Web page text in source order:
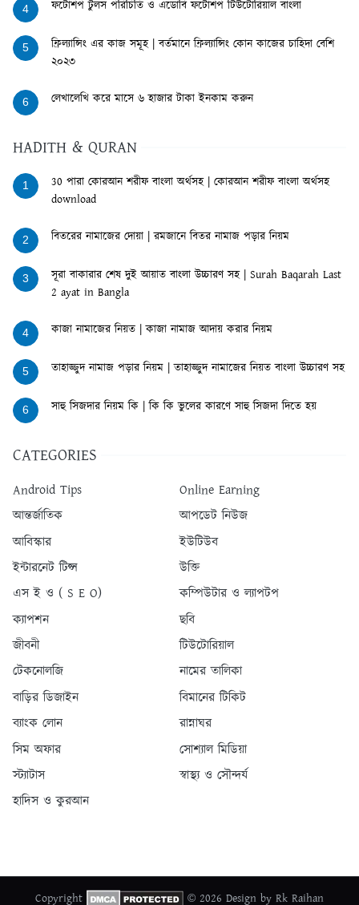
4 ফটোশপ টুলস পরিচিতি ও এডোবি ফটোশপ টিউটোরিয়াল বাংলা
5
ফ্রিল্যান্সিং এর কাজ সমূহ | বর্তমানে ফ্রিল্যান্সিং কোন কাজের চাহিদা বেশি
২০২৩
6 লেখালেখি করে মাসে ৬ হাজার টাকা ইনকাম করুন
HADITH & QURAN
1
30 পারা কোরআন শরীফ বাংলা অর্থসহ | কোরআন শরীফ বাংলা অর্থসহ
download
2 বিতরের নামাজের দোয়া | রমজানে বিতর নামাজ পড়ার নিয়ম
3
সূরা বাকারার শেষ দুই আয়াত বাংলা উচ্চারণ সহ | Surah Baqarah Last
2 ayat in Bangla
4 কাজা নামাজের নিয়ত | কাজা নামাজ আদায় করার নিয়ম
5 তাহাজ্জুদ নামাজ পড়ার নিয়ম | তাহাজ্জুদ নামাজের নিয়ত বাংলা উচ্চারণ সহ
6 সাহু সিজদার নিয়ম কি | কি কি ভুলের কারণে সাহু সিজদা দিতে হয়
CATEGORIES
Android Tips
Online Earning
আন্তর্জাতিক
আপডেট নিউজ
আবিস্কার
ইউটিউব
ইন্টারনেট টিপ্স
উক্তি
এস ই ও ( S E O)
কম্পিউটার ও ল্যাপটপ
ক্যাপশন
ছবি
জীবনী
টিউটোরিয়াল
টেকনোলজি
নামের তালিকা
বাড়ির ডিজাইন
বিমানের টিকিট
ব্যাংক লোন
রান্নাঘর
সিম অফার
সোশ্যাল মিডিয়া
স্ট্যাটাস
স্বাস্থ্য ও সৌন্দর্য
হাদিস ও কুরআন
Copyright © 2026 Design by Rk Raihan